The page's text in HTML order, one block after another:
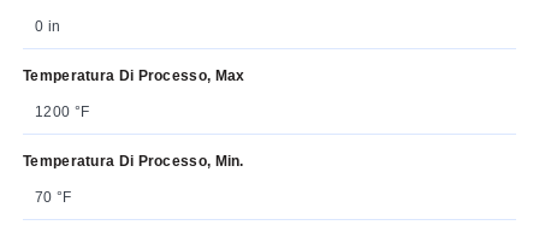
0 in
Temperatura Di Processo, Max
1200 °F
Temperatura Di Processo, Min.
70 °F